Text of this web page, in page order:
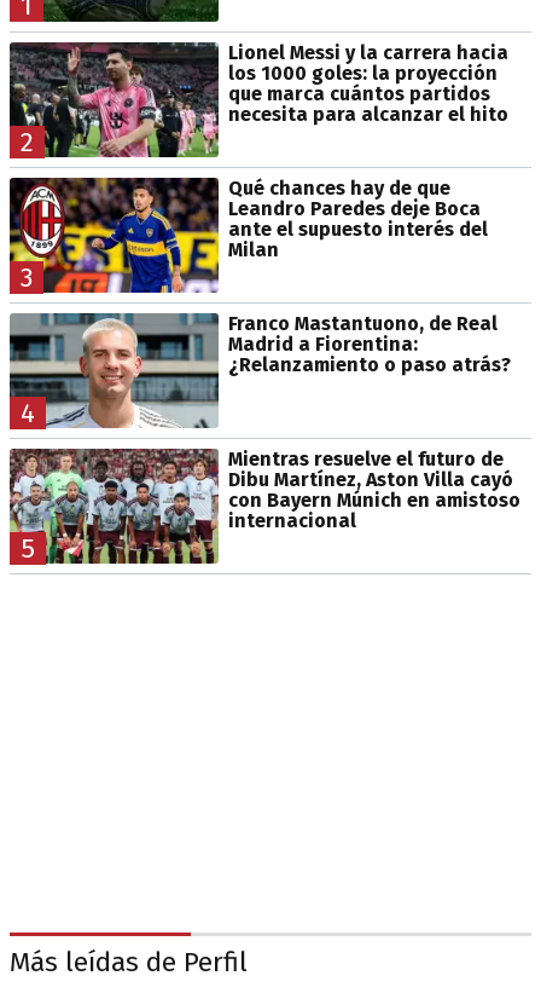
2
Lionel Messi y la carrera hacia
los 1000 goles: la proyección
que marca cuántos partidos
necesita para alcanzar el hito
3
Qué chances hay de que
Leandro Paredes deje Boca
ante el supuesto interés del
Milan
4
Franco Mastantuono, de Real
Madrid a Fiorentina:
¿Relanzamiento o paso atrás?
5
Mientras resuelve el futuro de
Dibu Martínez, Aston Villa cayó
con Bayern Múnich en amistoso
internacional
Más leídas de Perfil